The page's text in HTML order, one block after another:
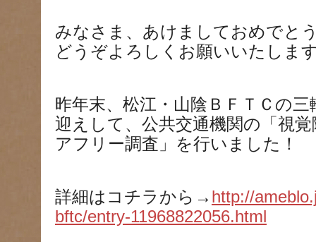
みなさま、あけましておめでと
どうぞよろしくお願いいたしま
昨年末、松江・山陰ＢＦＴＣの
迎えして、公共交通機関の「視
アフリー調査」を行いました！
詳細はコチラから→ http://
bftc/entry-11968822056.html